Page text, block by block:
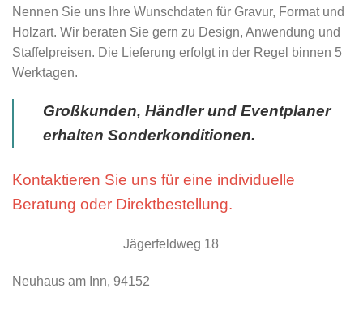
Nennen Sie uns Ihre Wunschdaten für Gravur, Format und
Holzart. Wir beraten Sie gern zu Design, Anwendung und
Staffelpreisen. Die Lieferung erfolgt in der Regel binnen 5
Werktagen.
Großkunden, Händler und Eventplaner
erhalten Sonderkonditionen.
Kontaktieren Sie uns für eine individuelle
Beratung oder Direktbestellung.
Jägerfeldweg 18
Neuhaus am Inn, 94152